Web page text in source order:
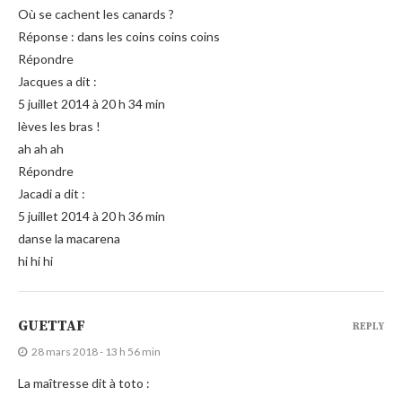
Où se cachent les canards ?
Réponse : dans les coins coins coins
Répondre
Jacques a dit :
5 juillet 2014 à 20 h 34 min
lèves les bras !
ah ah ah
Répondre
Jacadi a dit :
5 juillet 2014 à 20 h 36 min
danse la macarena
hi hi hi
GUETTAF
28 mars 2018 - 13 h 56 min
La maîtresse dit à toto :
REPLY